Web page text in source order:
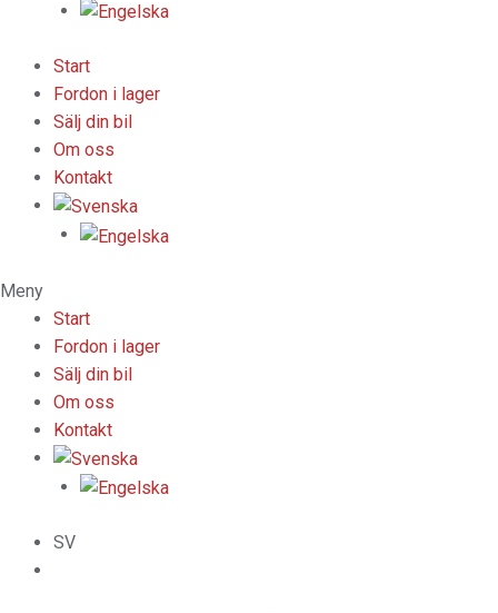
Start
Fordon i lager
Sälj din bil
Om oss
Kontakt
Meny
Start
Fordon i lager
Sälj din bil
Om oss
Kontakt
SV